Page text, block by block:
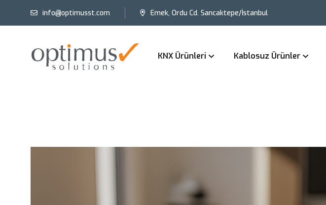
info@optimusst.com Emek, Ordu Cd. Sancaktepe/İstanbul
KNX Ürünleri Kablosuz Ürünler